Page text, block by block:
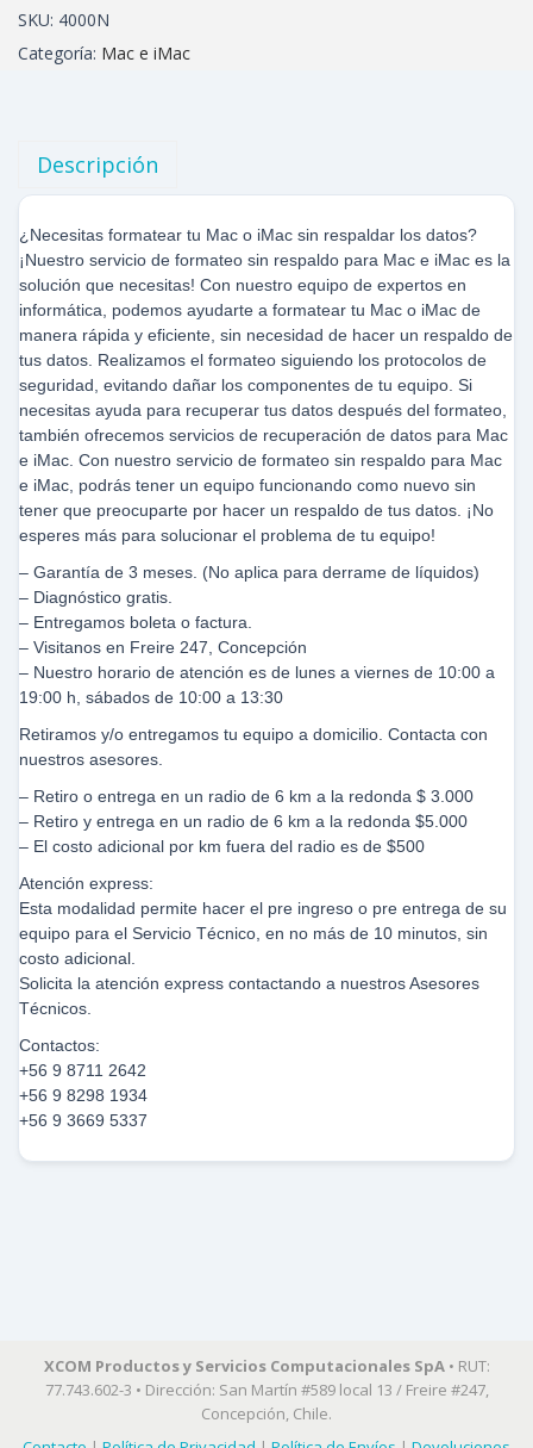
SKU: 4000N
Categoría: Mac e iMac
Descripción
¿Necesitas formatear tu Mac o iMac sin respaldar los datos?
¡Nuestro servicio de formateo sin respaldo para Mac e iMac es la
solución que necesitas! Con nuestro equipo de expertos en
informática, podemos ayudarte a formatear tu Mac o iMac de
manera rápida y eficiente, sin necesidad de hacer un respaldo de
tus datos. Realizamos el formateo siguiendo los protocolos de
seguridad, evitando dañar los componentes de tu equipo. Si
necesitas ayuda para recuperar tus datos después del formateo,
también ofrecemos servicios de recuperación de datos para Mac
e iMac. Con nuestro servicio de formateo sin respaldo para Mac
e iMac, podrás tener un equipo funcionando como nuevo sin
tener que preocuparte por hacer un respaldo de tus datos. ¡No
esperes más para solucionar el problema de tu equipo!
– Garantía de 3 meses. (No aplica para derrame de líquidos)
– Diagnóstico gratis.
– Entregamos boleta o factura.
– Visitanos en Freire 247, Concepción
– Nuestro horario de atención es de lunes a viernes de 10:00 a
19:00 h, sábados de 10:00 a 13:30
Retiramos y/o entregamos tu equipo a domicilio. Contacta con
nuestros asesores.
– Retiro o entrega en un radio de 6 km a la redonda $ 3.000
– Retiro y entrega en un radio de 6 km a la redonda $5.000
– El costo adicional por km fuera del radio es de $500
Atención express:
Esta modalidad permite hacer el pre ingreso o pre entrega de su
equipo para el Servicio Técnico, en no más de 10 minutos, sin
costo adicional.
Solicita la atención express contactando a nuestros Asesores
Técnicos.
Contactos:
+56 9 8711 2642
+56 9 8298 1934
+56 9 3669 5337
XCOM Productos y Servicios Computacionales SpA• RUT:
77.743.602-3 • Dirección: San Martín #589 local 13 / Freire #247,
Concepción, Chile.